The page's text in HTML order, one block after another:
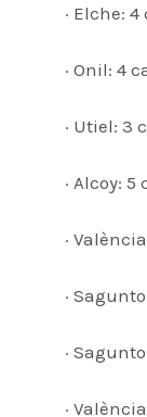
· Elche:
· Onil: 4
· Utiel: 3
· Alcoy:
·
·
·
·